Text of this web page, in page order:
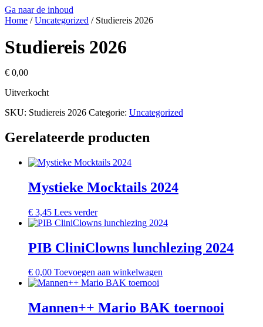
Ga naar de inhoud
Home /Uncategorized / Studiereis 2026
Studiereis 2026
€ 0,00
Uitverkocht
SKU: Studiereis 2026 Categorie: Uncategorized
Gerelateerde producten
Mystieke Mocktails 2024
€ 3,45 Lees verder
PIB CliniClowns lunchlezing 2024
€ 0,00 Toevoegen aan winkelwagen
Mannen++ Mario BAK toernooi